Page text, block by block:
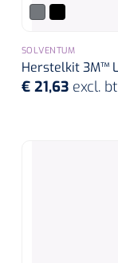
SOLVENTUM
Herstelkit 3M™
€ 21,63 excl.